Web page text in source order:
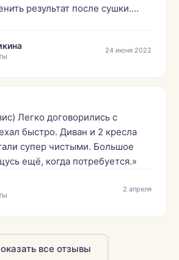
результат после сушки.
идеально чистый,
Огромное спасибо,
24 июня 2022
Легко договорились с
быстро. Диван и 2 кресла
супер чистыми. Большое
ещё, когда потребуется.»
2 апреля
все отзывы